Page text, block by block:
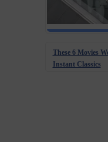
These 6 Movies
Instant Classics